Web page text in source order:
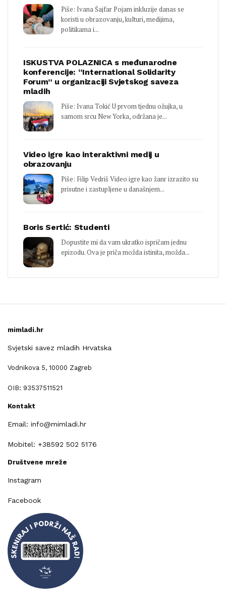
Piše: Ivana Šajfar Pojam inkluzije danas se
koristi u obrazovanju, kulturi, medijima,
politikama i...
ISKUSTVA POLAZNICA s međunarodne
konferencije: “International Solidarity
Forum” u organizaciji Svjetskog saveza
mladih
Piše: Ivana Tokić U prvom tjednu ožujka, u
samom srcu New Yorka, održana je...
Video igre kao interaktivni medij u
obrazovanju
Piše: Filip Vedriš Video igre kao žanr izrazito su
prisutne i zastupljene u današnjem...
Boris Sertić: Studenti
Dopustite mi da vam ukratko ispričam jednu
epizodu. Ova je priča možda istinita, možda...
mimladi.hr
Svjetski savez mladih Hrvatska
Vodnikova 5, 10000 Zagreb
OIB: 93537511521
Kontakt
Email: info@mimladi.hr
Mobitel: +38592 502 5176
Društvene mreže
Instagram
Facebook